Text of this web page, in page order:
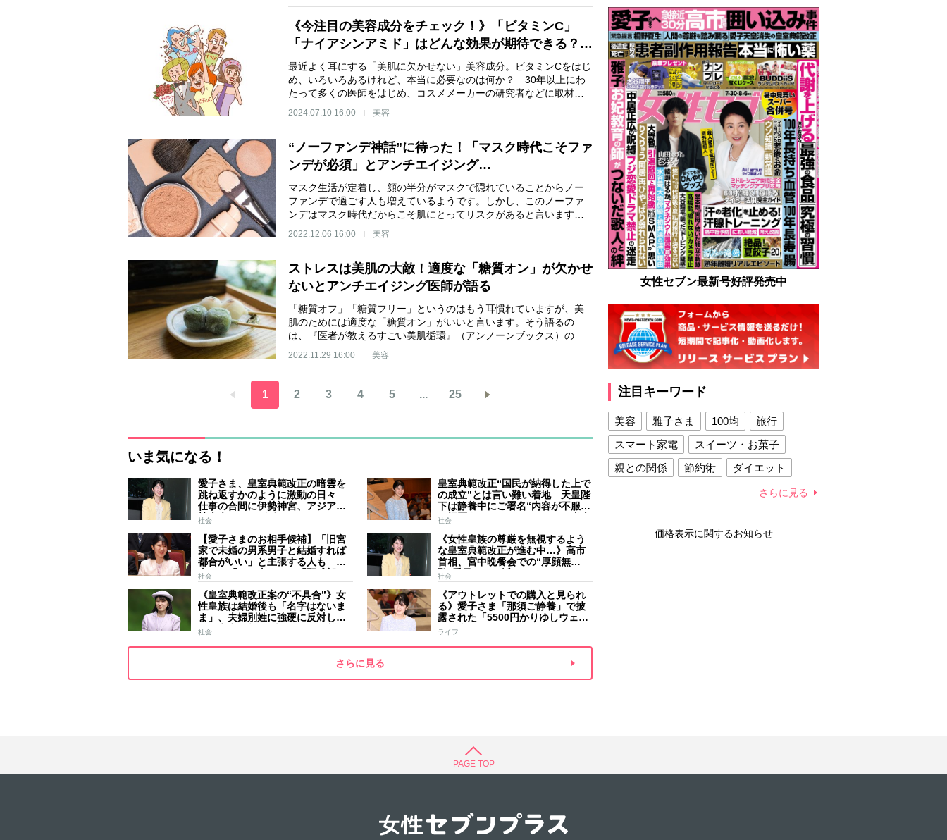
《今注目の美容成分をチェック！》「ビタミンC」
「ナイアシンアミド」はどんな効果が期待できる？…
最近よく耳にする「美肌に欠かせない」美容成分。ビタミンCをはじ
め、いろいろあるけれど、本当に必要なのは何か？ 30年以上にわ
たって多くの医師をはじめ、コスメメーカーの研究者などに取材…
2024.07.10 16:00 美容
“ノーファンデ神話”に待った！「マスク時代こそファ
ンデが必須」とアンチエイジング…
マスク生活が定着し、顔の半分がマスクで隠れていることからノー
ファンデで過ごす人も増えているようです。しかし、このノーファ
ンデはマスク時代だからこそ肌にとってリスクがあると言います…
2022.12.06 16:00 美容
ストレスは美肌の大敵！適度な「糖質オン」が欠かせ
ないとアンチエイジング医師が語る
「糖質オフ」「糖質フリー」というのはもう耳慣れていますが、美
肌のためには適度な「糖質オン」がいいと言います。そう語るの
は、『医者が教えるすごい美肌循環』（アンノーンブックス）の
2022.11.29 16:00 美容
1 2 3 4 5 ... 25
いま気になる！
愛子さま、皇室典範改正の暗雲を
跳ね返すかのように激動の日々
仕事の合間に伊勢神宮、アジア競
技大会、シンガポール…スケジュ
ールはびっしり 「天皇家のご長
女」の揺るがぬ思い
社会
皇室典範改正“国民が納得した上で
の成立”とは言い難い着地 天皇陛
下は静養中にご署名“内容が不服で
も拒否することはできない” 米大
手紙は男系男子に固執する日本の
現状を批判的に報道
社会
【愛子さまのお相手候補】「旧宮
家で未婚の男系男子と結婚すれば
都合がいい」と主張する人も 過
去には「のび太くん」「野球部エ
ース」「華道家元の孫」などの名
前
社会
《女性皇族の尊厳を無視するよう
な皇室典範改正が進む中…》高市
首相、宮中晩餐会での“厚顔無
恥”愛子さまに近づきハイテンショ
ンで会話、小泉進次郎夫妻と30分
ほど取り囲む
社会
《皇室典範改正案の“不具合”》女
性皇族は結婚後も「名字はないま
ま」、夫婦別姓に強硬に反対して
きた高市首相の“大いなる矛盾”
社会
《アウトレットでの購入と見られ
る》愛子さま「那須ご静養」で披
露された「5500円かりゆしウェ
ア」南国風リンクコーデ
ライフ
さらに見る
女性セブン最新号好評発売中
注目キーワード
美容 雅子さま 100均
旅行
スマート家電
スイーツ・お菓子
親との関係
節約術
ダイエット
夫との関係
新津春子 どか食い
さらに見る
価格表示に関するお知らせ
PAGE TOP